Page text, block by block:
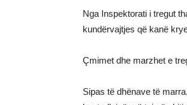
Nga Inspektorati i tregut
kundërvajtjes që kanë
Çmimet dhe marzhet e
Sipas të dhënave të